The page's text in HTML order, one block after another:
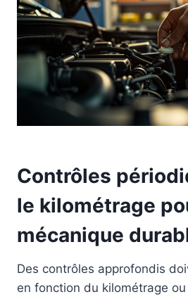
Contrôles
le kilométrage
mécanique
Des contrôles approfondis
en fonction du kilométrage